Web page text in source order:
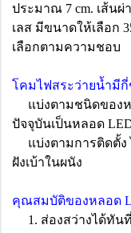
ประมาณ 7 cm. เส้น
เลส มีขนาดให้เลือก
เลือกตามความชอบ
โคมไฟสระว่ายน้ำมี
แบ่งตามชนิดของห
ปัจจุบันเป็นหลอด
แบ่งตามการติดตั้ง
ฝังเบ้าในผนัง
คุณสมบัติของหลอด
1. ส่องสว่างได้ทันที่